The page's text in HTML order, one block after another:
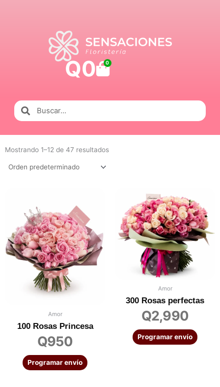
Q0 0
Carrito
Buscar
Mostrando 1–12 de 47 resultados
Amor
100 Rosas Princesa
Q950
Programar envío
Amor
300 Rosas perfectas
Q2,990
Programar envío